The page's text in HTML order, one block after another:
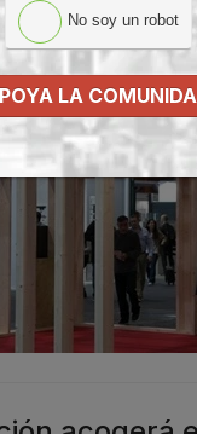
No soy un robot
LA